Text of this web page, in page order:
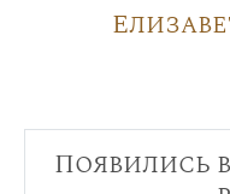
Появились